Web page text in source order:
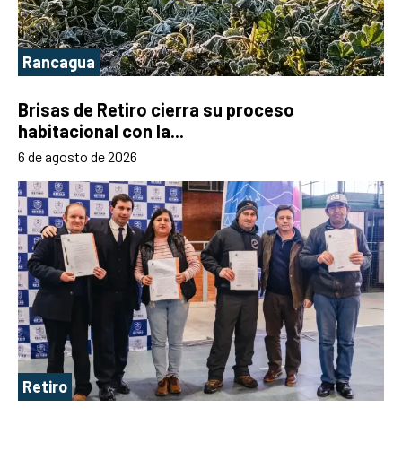
Rancagua
Brisas de Retiro cierra su proceso
habitacional con la...
6 de agosto de 2026
Retiro